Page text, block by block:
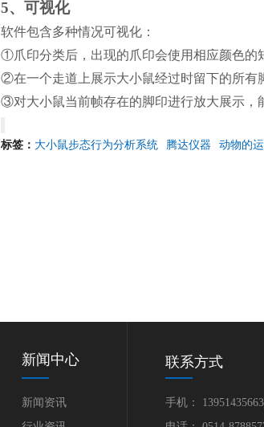
5、可视化
软件包含多种情况可视化：
①爪印分类后，出现的爪印会使用相应颜色的
②在一个走道上展示大小鼠经过时留下的所有
③对大小鼠当前帧存在的脚印进行放大展示，
标签： 大小鼠步态行为分析系统 腾达仪器 动物的
新闻中心
新闻资讯
联系方式
手机：